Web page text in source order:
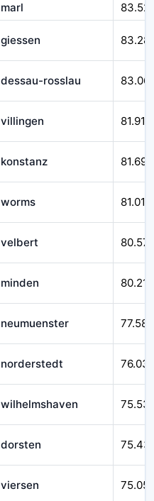
marl
giessen
dessau-rosslau 83.061
villingen 81.916
konstanz 81.692
worms 81.010
velbert
minden 80.212
neumuenster 77.588
norderstedt
wilhelmshaven
dorsten
viersen